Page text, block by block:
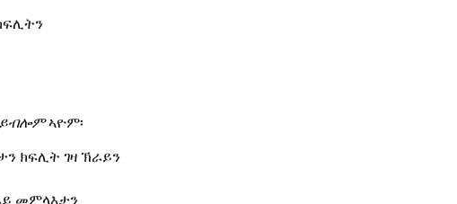
ኣዮም፡
ክፍሊት ገዛ ኽራይን
መምላእታን